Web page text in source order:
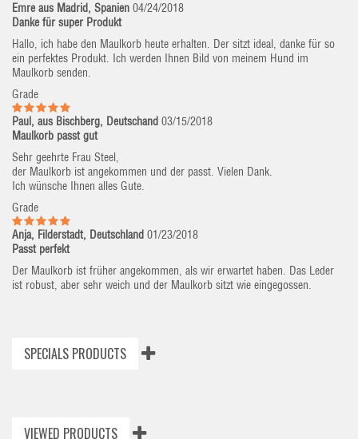
Emre aus Madrid, Spanien 04/24/2018
Danke für super Produkt
Hallo, ich habe den Maulkorb heute erhalten. Der sitzt ideal, danke für so
ein perfektes Produkt. Ich werden Ihnen Bild von meinem Hund im
Maulkorb senden.
Grade
Paul, aus Bischberg, Deutschand 03/15/2018
Maulkorb passt gut
Sehr geehrte Frau Steel,
der Maulkorb ist angekommen und der passt. Vielen Dank.
Ich wünsche Ihnen alles Gute.
Grade
Anja, Filderstadt, Deutschland 01/23/2018
Passt perfekt
Der Maulkorb ist früher angekommen, als wir erwartet haben. Das Leder
ist robust, aber sehr weich und der Maulkorb sitzt wie eingegossen.
SPECIALS PRODUCTS
VIEWED PRODUCTS